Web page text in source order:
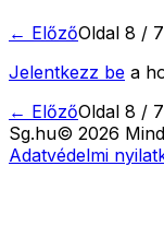
← ElőzőOldal 8 / 7
Jelentkezz be a
← ElőzőOldal 8 / 7
Sg.hu© 2026
Adatvédelmi